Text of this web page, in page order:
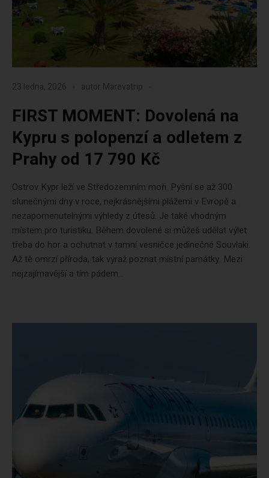
23 ledna, 2026 autor Marevatrip
FIRST MOMENT: Dovolená na
Kypru s polopenzí a odletem z
Prahy od 17 790 Kč
Ostrov Kypr leží ve Středozemním moři. Pyšní se až 300
slunečnými dny v roce, nejkrásnějšími plážemi v Evropě a
nezapomenutelnými výhledy z útesů. Je také vhodným
místem pro turistiku. Během dovolené si můžeš udělat výlet
třeba do hor a ochutnat v tamní vesničce jedinečné Souvlaki.
Až tě omrzí příroda, tak vyraž poznat místní památky. Mezi
nejzajímavější a tím pádem...